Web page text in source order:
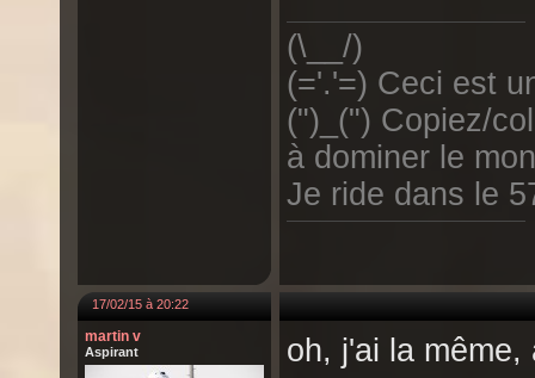
(\__/)
(='.'=) Ceci est
(")_(") Copiez/
à dominer le
Je ride dans le
17/02/15 à 20:22
martin v
Aspirant oh, j'ai la